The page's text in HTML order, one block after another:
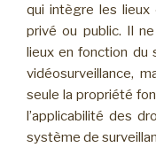
qui intègre les lieux
privé ou public. Il
lieux en fonction du
vidéosurveillance,
seule la propriété
l’applicabilité des
système de